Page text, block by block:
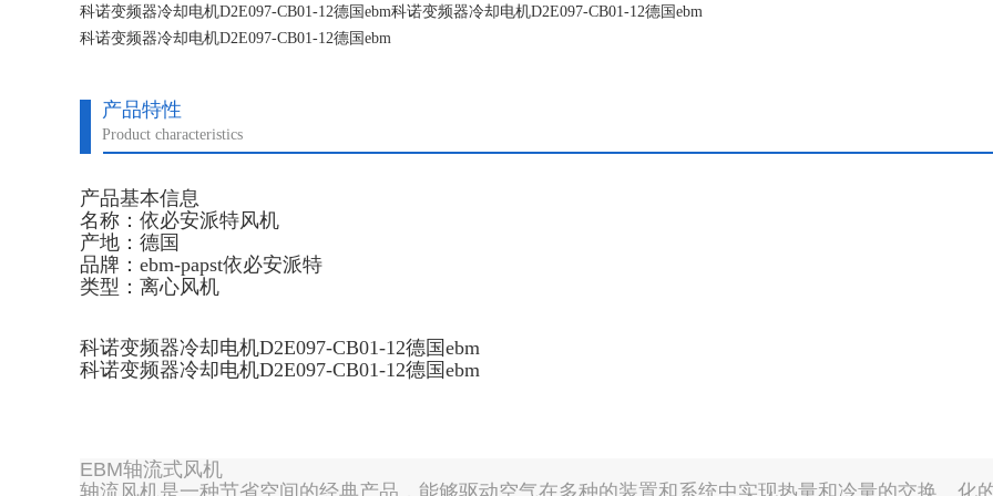
科诺变频器冷却电机D2E097-CB01-12德国ebm科诺变频器冷却电机D2E097-CB01-12德国ebm
科诺变频器冷却电机D2E097-CB01-12德国ebm
产品特性
Product characteristics
产品基本信息
名称：依必安派特风机
产地：德国
品牌：ebm-papst依必安派特
类型：离心风机
科诺变频器冷却电机D2E097-CB01-12德国ebm
科诺变频器冷却电机D2E097-CB01-12德国ebm
EBM轴流式风机
轴流风机是一种节省空间的经典产品，能够驱动空气在多种的装置和系统中实现热量和冷量的交换。化